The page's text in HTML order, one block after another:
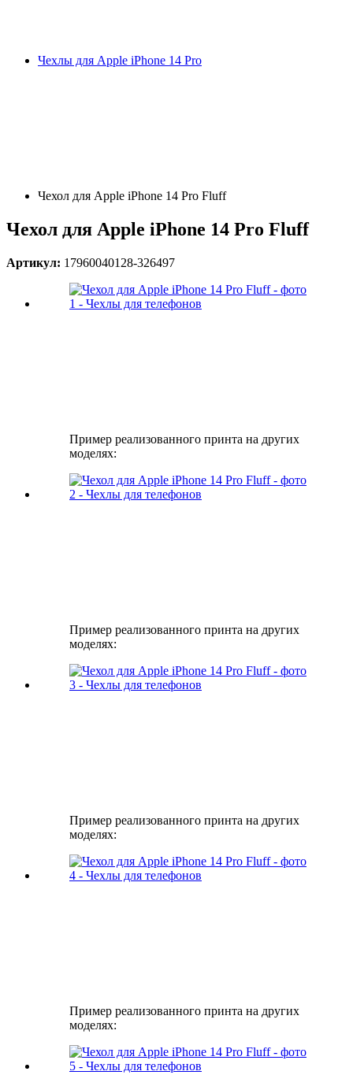
Чехлы для Apple iPhone 14 Pro
Чехол для Apple iPhone 14 Pro Fluff
Чехол для Apple iPhone 14 Pro Fluff
Артикул: 17960040128-326497
Пример реализованного принта на других
моделях:
Пример реализованного принта на других
моделях:
Пример реализованного принта на других
моделях:
Пример реализованного принта на других
моделях: